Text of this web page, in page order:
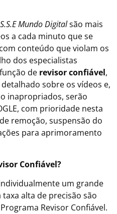
Mundo Digitalsão mais
a cada minuto que se
conteúdo que violam os
dos especialistas
de revisor confiável,
sobre os vídeos e,
inapropriados, serão
com prioridade nesta
remoção, suspensão do
para aprimoramento
Confiável?
um grande
alta de precisão são
Revisor Confiável.